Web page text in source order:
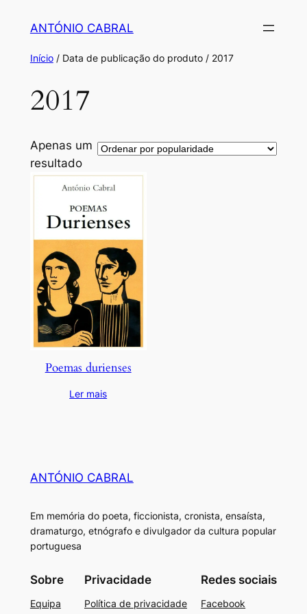
conteúdo
ANTÓNIO CABRAL
Início/ Data de publicação do produto / 2017
2017
Apenas um
resultado
Poemas durienses
Ler mais
ANTÓNIO CABRAL
Em memória do poeta, ficcionista, cronista, ensaísta,
dramaturgo, etnógrafo e divulgador da cultura popular
portuguesa
Sobre
Equipa
Privacidade
Política de privacidade
Redes sociais
Facebook